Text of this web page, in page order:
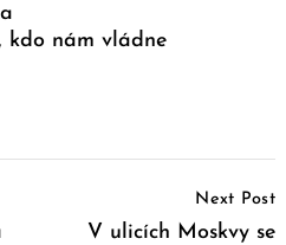
kdo nám vládne
Next Post
V ulicích Moskvy se